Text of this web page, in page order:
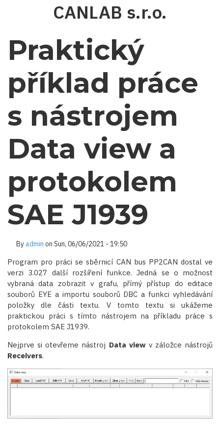
CANLAB s.r.o.
Praktický
příklad práce
s nástrojem
Data view a
protokolem
SAE J1939
Byadmin on Sun, 06/06/2021 - 19:50
Program pro práci se sběrnicí CAN bus PP2CAN dostal ve
verzi 3.027 další rozšíření funkce. Jedná se o možnost
vybraná data zobrazit v grafu, přímý přístup do editace
souborů EYE a importu souborů DBC a funkci vyhledávání
položky dle části textu. V tomto textu si ukážeme
praktickou práci s tímto nástrojem na příkladu práce s
protokolem SAE J1939.
Nejprve si otevřeme nástroj Data view v záložce nástrojů
Receivers.